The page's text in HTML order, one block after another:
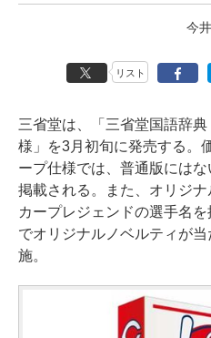
今
リスト
三省堂は、「三省堂国語辞
様」を3月初旬に発売する。
ープ仕様では、普通版には
掲載される。また、オリジ
カープレジェンドの選手名
でオリジナルノベルティが
施。